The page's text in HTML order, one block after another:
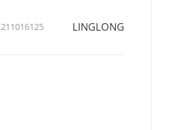
211016125 LINGLONG